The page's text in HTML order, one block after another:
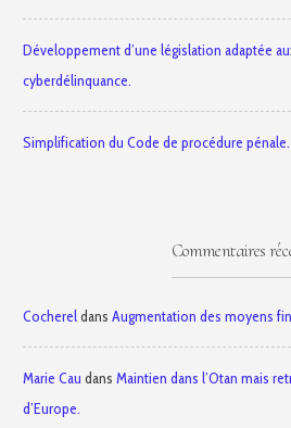
Développement d’une législation adaptée
cyberdélinquance.
Simplification du Code de procédure pénale.
Commentaires
Cochereldans Augmentation des moyens
Marie Cau dans Maintien dans l’Otan mais
d’Europe.